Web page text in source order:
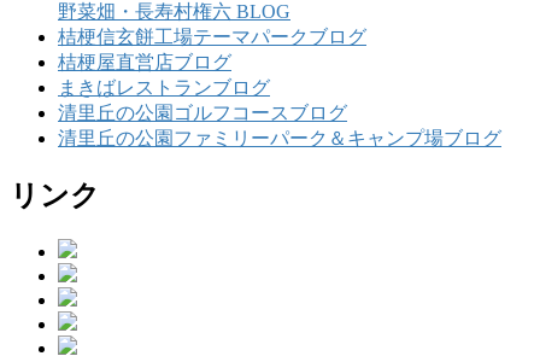
野菜畑・長寿村権六 BLOG
桔梗信玄餅工場テーマパークブログ
桔梗屋直営店ブログ
まきばレストランブログ
清里丘の公園ゴルフコースブログ
清里丘の公園ファミリーパーク＆キャンプ場ブログ
リンク